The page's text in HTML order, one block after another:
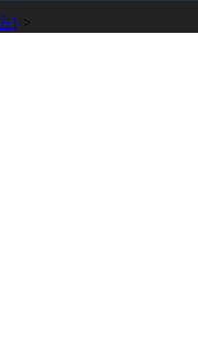
]